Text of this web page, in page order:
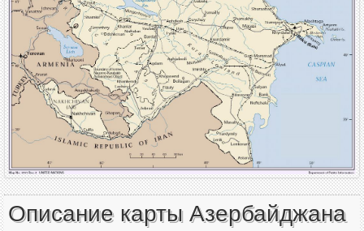
Описание карты Азербайджана